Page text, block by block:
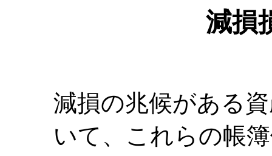
減損
減損の兆候がある
いて、これらの帳